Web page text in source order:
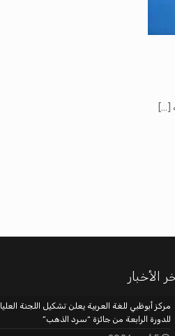
[…]
الأخبار
مركز أبوظبي للغة العربية يعلن تشكيل اللجنة العليا
للدورة الرابعة من جائزة “سرد الذهب”